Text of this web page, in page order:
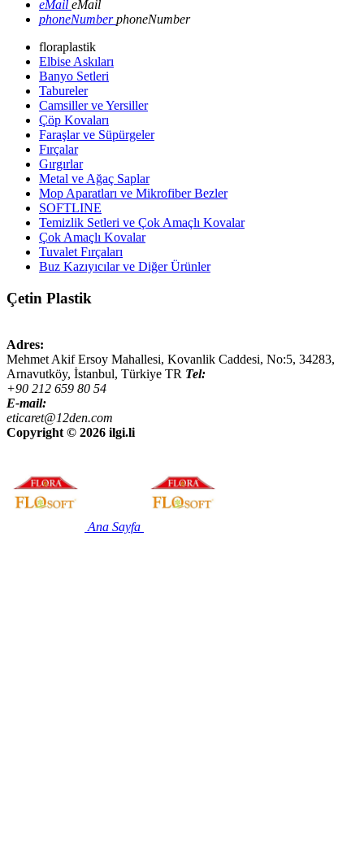
eMail eMail
phoneNumberphoneNumber
floraplastik
Elbise Askıları
Banyo Setleri
Tabureler
Camsiller ve Yersiller
Çöp Kovaları
Faraşlar ve Süpürgeler
Fırçalar
Gırgırlar
Metal ve Ağaç Saplar
Mop Aparatları ve Mikrofiber Bezler
SOFTLINE
Temizlik Setleri ve Çok Amaçlı Kovalar
Çok Amaçlı Kovalar
Tuvalet Fırçaları
Buz Kazıyıcılar ve Diğer Ürünler
Çetin Plastik
Adres:
Mehmet Akif Ersoy Mahallesi, Kovanlik Caddesi, No:5, 34283,
Arnavutköy, İstanbul, Türkiye TR Tel:
+90 212 659 80 54
E-mail:
eticaret@12den.com
Copyright © 2026 ilgi.li
Ana Sayfa